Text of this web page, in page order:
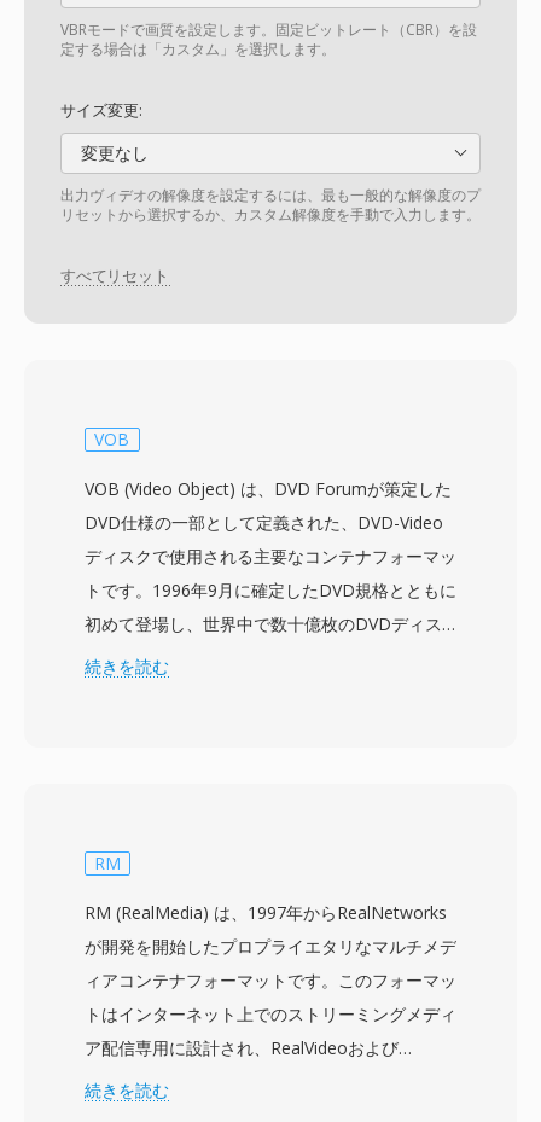
VBRモードで画質を設定します。固定ビットレート（CBR）を設
定する場合は「カスタム」を選択します。
サイズ変更:
変更なし
出力ヴィデオの解像度を設定するには、最も一般的な解像度のプ
リセットから選択するか、カスタム解像度を手動で入力します。
すべてリセット
VOB
VOB (Video Object) は、DVD Forumが策定した
DVD仕様の一部として定義された、DVD-Video
ディスクで使用される主要なコンテナフォーマッ
トです。1996年9月に確定したDVD規格とともに
初めて登場し、世界中で数十億枚のDVDディス
クに使用されてきました。VOBファイルは
ーバーレイとしてのDVD字幕ストリーム、メニ
タ、チャプターポイント情報も格納します。ファ
イルはDVDディスクのVIDEO_TSディレクトリに
置かれ、命名規則 (VTS_01_1.VOBなど) はコンテ
ンツのタイトルとパート構造を反映しています。
個々のVOBファイルはUDFファイルシステム要
件に対応するため約1 GBに制限されており、よ
続きを読む
RM
RM (RealMedia) は、1997年からRealNetworks
が開発を開始したプロプライエタリなマルチメデ
ィアコンテナフォーマットです。このフォーマッ
トはインターネット上でのストリーミングメディ
ア配信専用に設計され、RealVideoおよび
RealAudioコーデックを低帯域幅再生に最適化さ
続きを読む